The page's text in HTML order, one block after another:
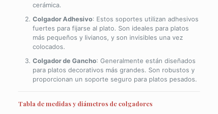
cerámica.
Colgador Adhesivo: Estos soportes utilizan adhesivos
fuertes para fijarse al plato. Son ideales para platos
más pequeños y livianos, y son invisibles una vez
colocados.
Colgador de Gancho: Generalmente están diseñados
para platos decorativos más grandes. Son robustos y
proporcionan un soporte seguro para platos pesados.
Tabla de medidas y diámetros de colgadores